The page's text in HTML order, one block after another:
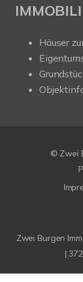
Häuser
© Zwei
Zwei Burgen
|372